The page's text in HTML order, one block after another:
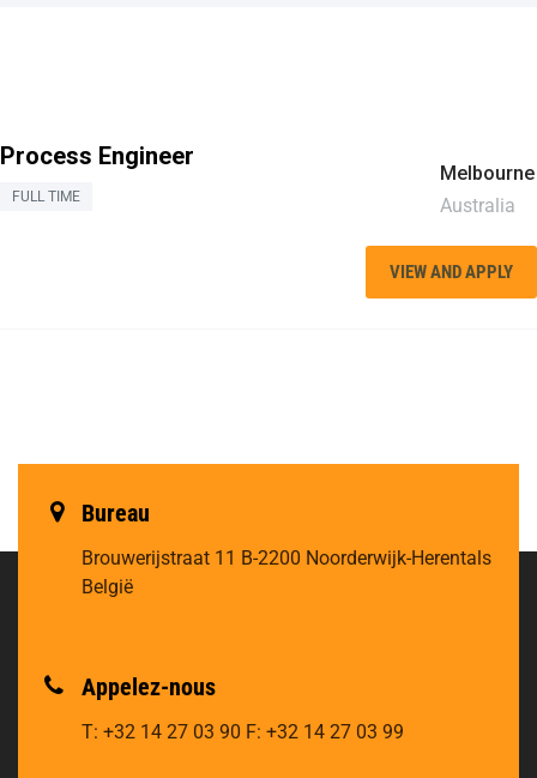
Process Engineer
FULL TIME
Melbourne
Australia
VIEW AND APPLY
Bureau
Brouwerijstraat 11 B-2200 Noorderwijk-Herentals
België
Appelez-nous
T: +32 14 27 03 90 F: +32 14 27 03 99